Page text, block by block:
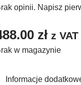
opinii. Napisz
zł z VAT
w magazynie
Informacje